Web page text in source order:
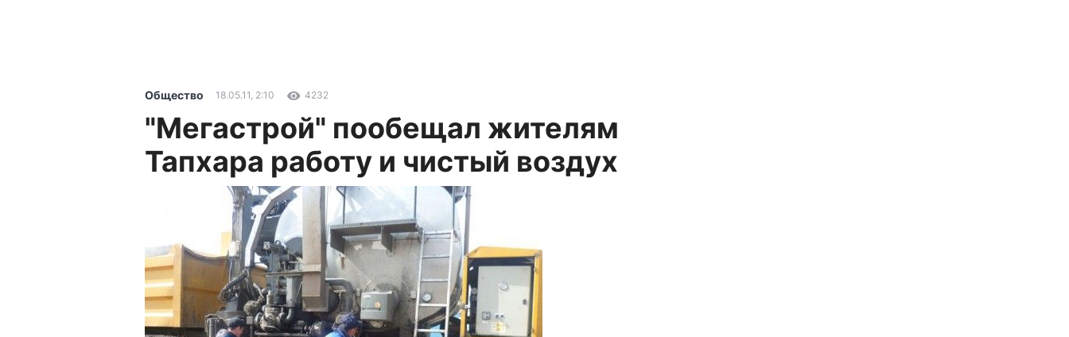
Общество 18.05.11, 2:10 4232
"Мегастрой" пообещал жителям
Тапхара работу и чистый воздух